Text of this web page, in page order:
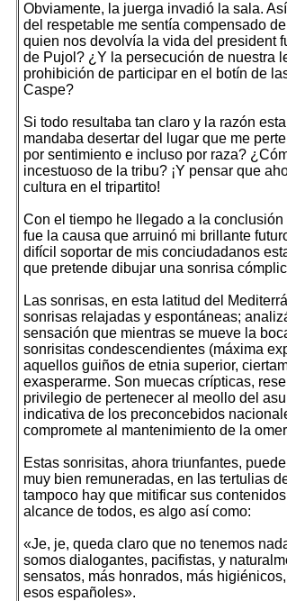
Obviamente, la juerga invadió la sala.
del respetable me sentía compensado
quien nos devolvía la vida del president
de Pujol? ¿Y la persecución de nuestra
prohibición de participar en el botín de
Caspe?
Si todo resultaba tan claro y la razón
mandaba desertar del lugar que me
por sentimiento e incluso por raza?
incestuoso de la tribu? ¡Y pensar que
cultura en el tripartito!
Con el tiempo he llegado a la
fue la causa que arruinó mi brillante
difícil soportar de mis conciudadanos
que pretende dibujar una sonrisa
Las sonrisas, en esta latitud del
sonrisas relajadas y espontáneas;
sensación que mientras se mueve la
sonrisitas condescendientes (máxima
aquellos guiños de etnia superior,
exasperarme. Son muecas crípticas,
privilegio de pertenecer al meollo del
indicativa de los preconcebidos
compromete al mantenimiento de la
Estas sonrisitas, ahora triunfantes,
muy bien remuneradas, en las tertulias
tampoco hay que mitificar sus
alcance de todos, es algo así como:
«Je, je, queda claro que no tenemos
somos dialogantes, pacifistas, y
sensatos, más honrados, más
esos españoles».